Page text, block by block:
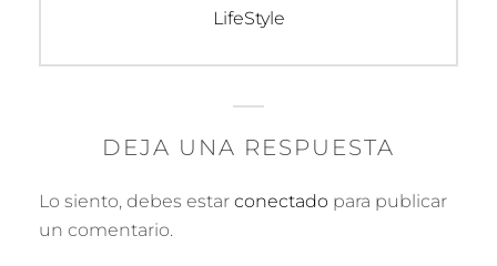
entradas
Entrada
LifeStyle
DEJA UNA RESPUESTA
Lo siento, debes estar conectado para publicar
un comentario.